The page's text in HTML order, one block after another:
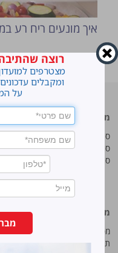
איך מונעים ריח רע
»5 האזורים שהכי חשוב לנקות בבית
מוצרים מובילים
סנו ז'אוול סופר ג'ל
סנו ז'אוול קצף ניקוי
סנו ז'אוול אבקת ניקוי
מידע נוסף
מפת אתר
תנאי שימוש באתר
רוצה
מצטרפים
ומקבלים
על